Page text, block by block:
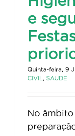
e
Quinta-feira, 9
CIVIL , SAUDE
No